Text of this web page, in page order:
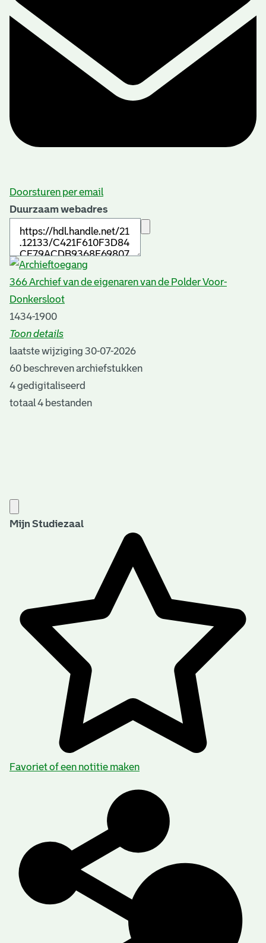
Doorsturen per email
Duurzaam webadres
366 Archief van de eigenaren van de Polder Voor-
Donkersloot
1434-1900
Toon details
Datering:
1434-1900
Auteur:
drs. J. van der Leeden; J. van Son
Auteursrechten:
U hebt toestemming tot bewerken en verspreiden van
polders
Waterstaat
Geografische namen:
Verkeer en Waterstaat
Eigenaren van de Polder Voor-Donkersloot en Woude
laatste wijziging 30-07-2026
60 beschreven archiefstukken
4 gedigitaliseerd
totaal 4 bestanden
Mijn Studiezaal
Favoriet of een notitie maken